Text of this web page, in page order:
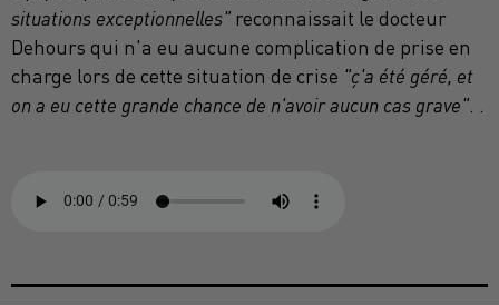
situations exceptionnelles" reconnaissait le docteur
Dehours qui n'a eu aucune complication de prise en
charge lors de cette situation de crise "ç'a été géré, et
on a eu cette grande chance de n'avoir aucun cas grave"